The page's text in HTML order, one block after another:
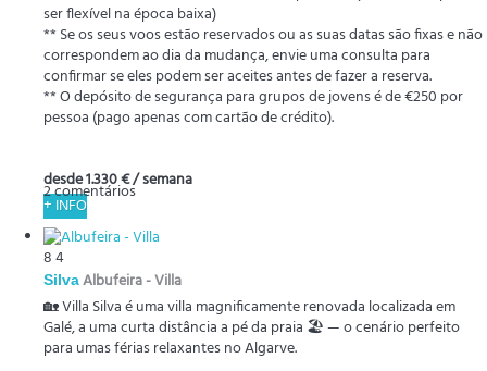
ser flexível na época baixa)
** Se os seus voos estão reservados ou as suas datas são fixas e não
correspondem ao dia da mudança, envie uma consulta para
confirmar se eles podem ser aceites antes de fazer a reserva.
** O depósito de segurança para grupos de jovens é de €250 por
pessoa (pago apenas com cartão de crédito).
2 comentários
desde1.330 €/ semana
+ INFO
84
SilvaAlbufeira -Villa
🏡 Villa Silva é uma villa magnificamente renovada localizada em
Galé, a uma curta distância a pé da praia 🏖️ — o cenário perfeito
para umas férias relaxantes no Algarve.